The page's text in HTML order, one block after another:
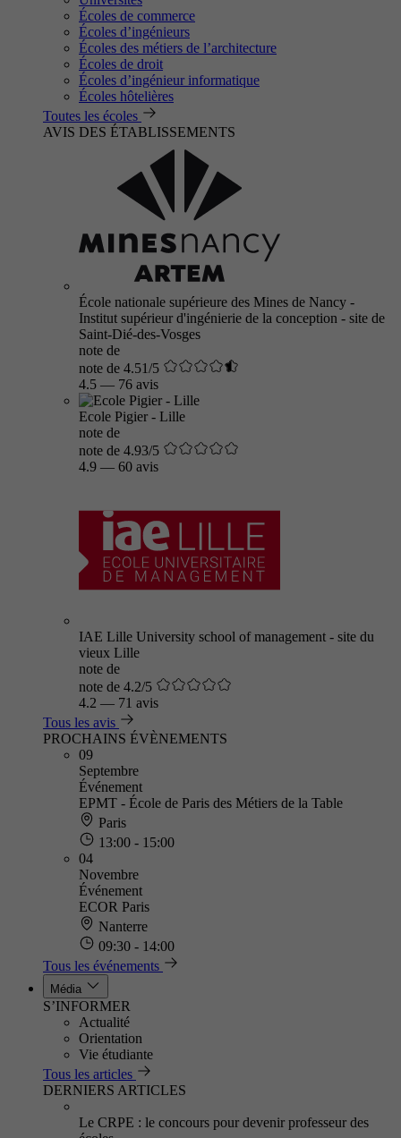
Écoles de commerce
Écoles d’ingénieurs
Écoles des métiers de l’architecture
Écoles de droit
Écoles d’ingénieur informatique
Écoles hôtelières
Toutes les écoles
AVIS DES ÉTABLISSEMENTS
École nationale supérieure des Mines de Nancy -
Institut supérieur d'ingénierie de la conception - site de
Saint-Dié-des-Vosges
note de
note de 4.51/5
4.5 — 76 avis
Ecole Pigier - Lille
note de
note de 4.93/5
4.9 — 60 avis
IAE Lille University school of management - site du
vieux Lille
note de
note de 4.2/5
4.2 — 71 avis
Tous les avis
PROCHAINS ÉVÈNEMENTS
09
Septembre
Événement
EPMT - École de Paris des Métiers de la Table
Paris
13:00 - 15:00
04
Novembre
Événement
ECOR Paris
Nanterre
09:30 - 14:00
Tous les événements
Média
S’INFORMER
Actualité
Orientation
Vie étudiante
Tous les articles
DERNIERS ARTICLES
Le CRPE : le concours pour devenir professeur des